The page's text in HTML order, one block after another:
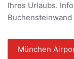
Ihres Urlaubs.
München